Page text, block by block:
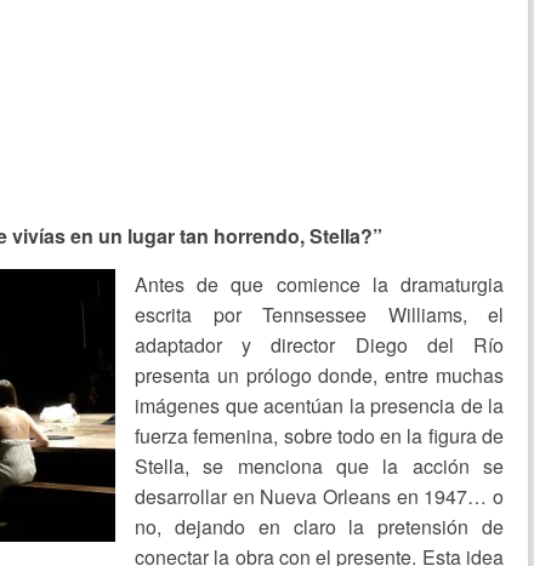
vivías en un lugar tan horrendo, Stella?”
Antes de que comience la dramaturgia
escrita por Tennsessee Williams, el
adaptador y director Diego del Río
presenta un prólogo donde, entre muchas
imágenes que acentúan la presencia de la
fuerza femenina, sobre todo en la figura de
Stella, se menciona que la acción se
desarrollar en Nueva Orleans en 1947… o
no, dejando en claro la pretensión de
conectar la obra con el presente. Esta idea